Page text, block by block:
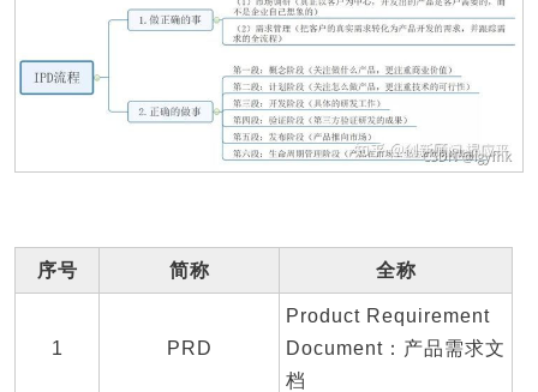
序号 简称 全称
1 PRD
Product Requirement
Document：产品需求文
档